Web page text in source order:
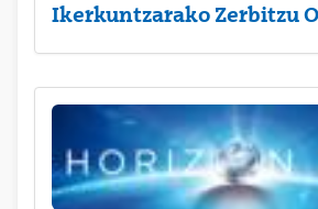
Ikerkuntzarako Zerbitzu